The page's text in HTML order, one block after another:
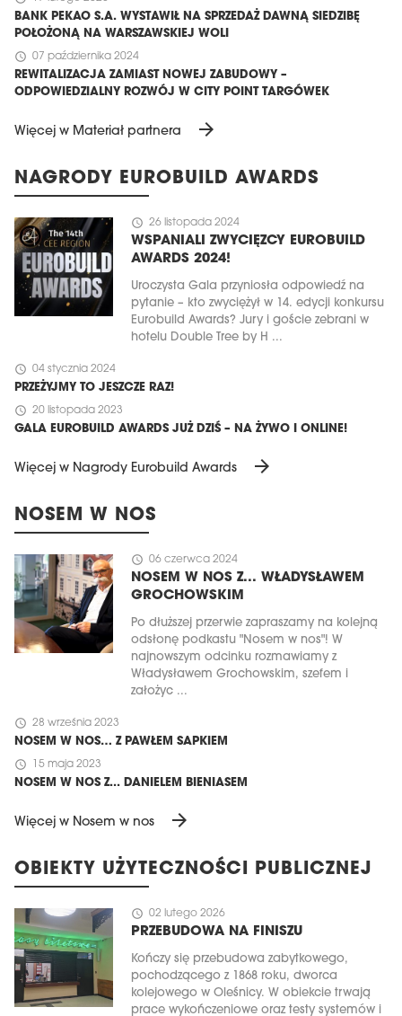
BANK PEKAO S.A. WYSTAWIŁ NA SPRZEDAŻ DAWNĄ SIEDZIBĘ
POŁOŻONĄ NA WARSZAWSKIEJ WOLI
schedule 07 października 2024
REWITALIZACJA ZAMIAST NOWEJ ZABUDOWY –
ODPOWIEDZIALNY ROZWÓJ W CITY POINT TARGÓWEK
Więcej w Materiał partnera arrow_forward
NAGRODY EUROBUILD AWARDS
schedule 26 listopada 2024
WSPANIALI ZWYCIĘZCY EUROBUILD
AWARDS 2024!
Uroczysta Gala przyniosła odpowiedź na
pytanie – kto zwyciężył w 14. edycji konkursu
Eurobuild Awards? Jury i goście zebrani w
hotelu Double Tree by H ...
schedule 04 stycznia 2024
PRZEŻYJMY TO JESZCZE RAZ!
schedule 20 listopada 2023
GALA EUROBUILD AWARDS JUŻ DZIŚ – NA ŻYWO I ONLINE!
Więcej w Nagrody Eurobuild Awards arrow_forward
NOSEM W NOS
schedule 06 czerwca 2024
NOSEM W NOS Z... WŁADYSŁAWEM
GROCHOWSKIM
Po dłuższej przerwie zapraszamy na kolejną
odsłonę podkastu "Nosem w nos"! W
najnowszym odcinku rozmawiamy z
Władysławem Grochowskim, szefem i
założyc ...
schedule 28 września 2023
NOSEM W NOS… Z PAWŁEM SAPKIEM
schedule 15 maja 2023
NOSEM W NOS Z... DANIELEM BIENIASEM
Więcej w Nosem w nos arrow_forward
OBIEKTY UŻYTECZNOŚCI PUBLICZNEJ
schedule 02 lutego 2026
PRZEBUDOWA NA FINISZU
Kończy się przebudowa zabytkowego,
pochodzącego z 1868 roku, dworca
kolejowego w Oleśnicy. W obiekcie trwają
prace wykończeniowe oraz testy systemów i